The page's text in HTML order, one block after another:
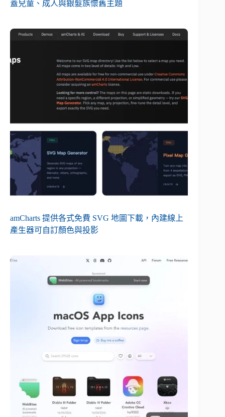
蓋兒童、成人與銀髮族懷舊主題
amCharts 提供各式免費 SVG 地圖下載，內建線上
產生器可自訂顏色與投影